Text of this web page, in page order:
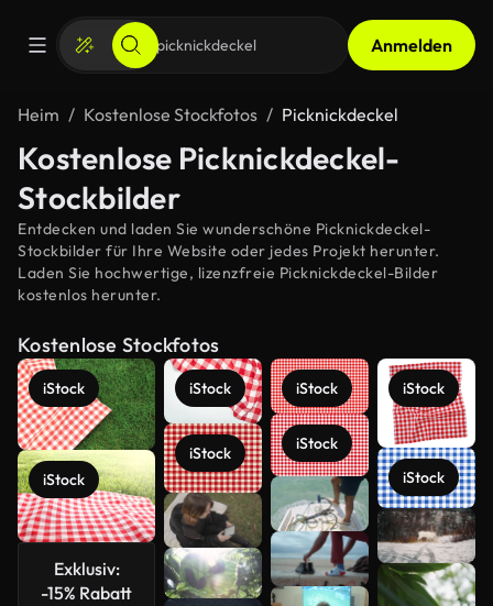
Anmelden
Heim Kostenlose Stockfotos Picknickdeckel
Kostenlose Picknickdeckel-
Stockbilder
Entdecken und laden Sie wunderschöne Picknickdeckel-
Stockbilder für Ihre Website oder jedes Projekt herunter.
Laden Sie hochwertige, lizenzfreie Picknickdeckel-Bilder
kostenlos herunter.
Kostenlose Stockfotos
iStock
iStock
Exklusiv:
-15% Rabatt
iStock
iStock
iStock
iStock
iStock
iStock
Mehr
anzeigen